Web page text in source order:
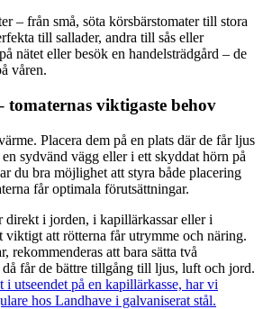
– från små, söta körsbärstomater till stora
till sallader, andra till sås eller
nätet eller besök en handelsträdgård – de
våren.
tomaternas viktigaste behov
Placera dem på en plats där de får ljus
sydvänd vägg eller i ett skyddat hörn på
du bra möjlighet att styra både placering
får optimala förutsättningar.
direkt i jorden, i kapillärkassar eller i
viktigt att rötterna får utrymme och näring.
rekommenderas att bara sätta två
får de bättre tillgång till ljus, luft och jord.
utseendet på en kapillärkasse, har vi
hos Landhave i galvaniserat stål.